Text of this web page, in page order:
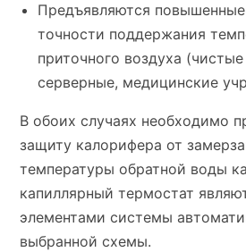
Предъявляются
точности поддержания
приточного воздуха
серверные, медицинские
В обоих случаях необходимо
защиту калорифера от
температуры обратной воды
капиллярный термостат
элементами системы
выбранной схемы.